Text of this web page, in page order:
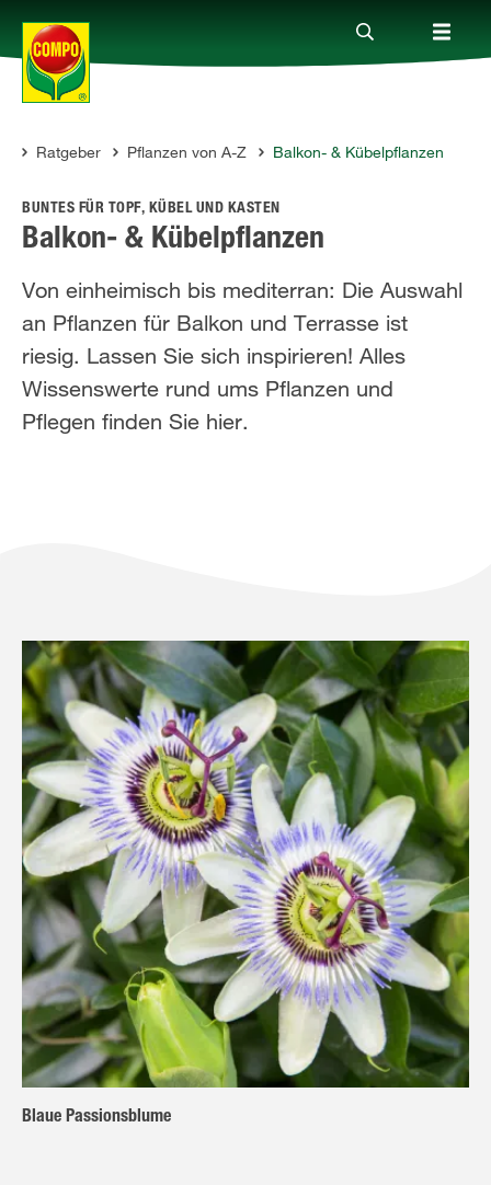
Produkte
Ratgeber
Themenwelten
Service
Unternehmen
COMPO
Ratgeber Pflanzen von A-Z Balkon- & Kübelpflanzen
BUNTES FÜR TOPF, KÜBEL UND KASTEN
Balkon- & Kübelpflanzen
Von einheimisch bis mediterran: Die Auswahl
an Pflanzen für Balkon und Terrasse ist
riesig. Lassen Sie sich inspirieren! Alles
Wissenswerte rund ums Pflanzen und
Pflegen finden Sie hier.
Blaue Passionsblume